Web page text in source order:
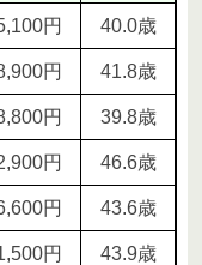
円 40.0歳
円 41.8歳
円 39.8歳
円 46.6歳
円 43.6歳
円 43.9歳